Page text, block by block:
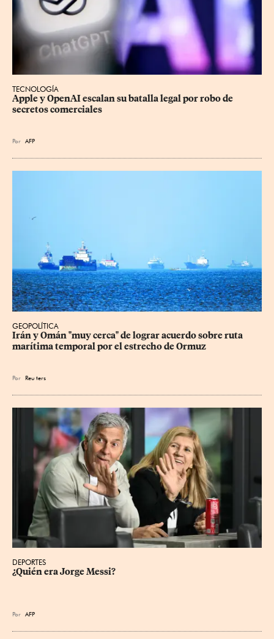
TECNOLOGÍA
Apple y OpenAI escalan su batalla legal por robo de
secretos comerciales
Por AFP
GEOPOLÍTICA
Irán y Omán "muy cerca" de lograr acuerdo sobre ruta
marítima temporal por el estrecho de Ormuz
Por Reu ters
DEPORTES
¿Quién era Jorge Messi?
Por AFP